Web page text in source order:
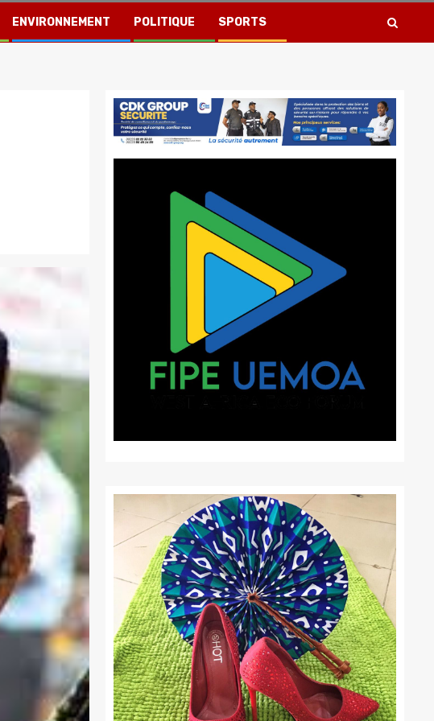
ENVIRONNEMENT POLITIQUE SPORTS